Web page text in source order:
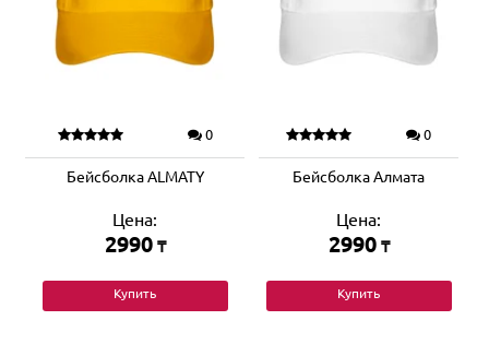
0
Бейсболка ALMATY
Цена:
2990 ₸
Купить
0
Бейсболка Алмата
Цена:
2990 ₸
Купить